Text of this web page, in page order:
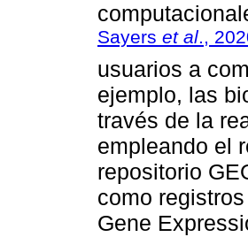
Sayers et al.,
usuarios a
ejemplo, las
través de la
empleando el
repositorio
como
Gene